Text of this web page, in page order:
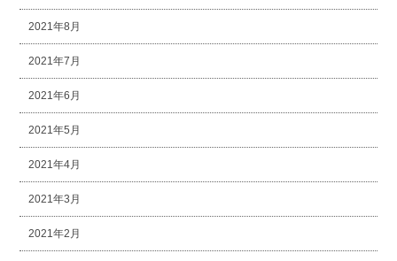
2021年8月
2021年7月
2021年6月
2021年5月
2021年4月
2021年3月
2021年2月